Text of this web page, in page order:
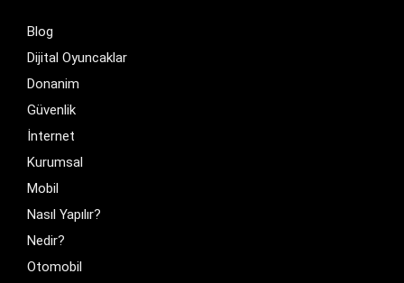
Blog
Dijital Oyuncaklar
Donanim
Güvenlik
İnternet
Kurumsal
Mobil
Nasıl Yapılır?
Nedir?
Otomobil